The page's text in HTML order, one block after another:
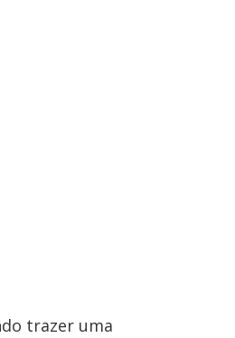
trazer uma